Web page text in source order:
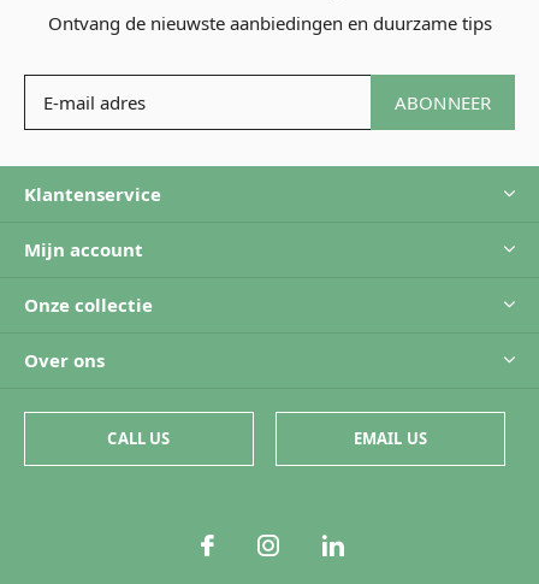
Ontvang de nieuwste aanbiedingen en duurzame tips
ABONNEER
Klantenservice
Mijn account
Onze collectie
Over ons
CALL US EMAIL US